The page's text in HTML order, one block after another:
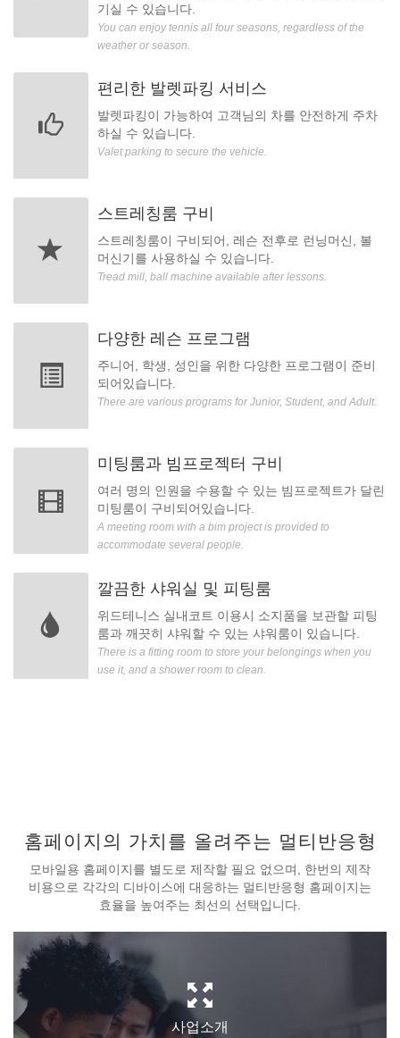
기실 수 있습니다.
You can enjoy tennis all four seasons, regardless of the
weather or season.
편리한 발렛파킹 서비스
발렛파킹이 가능하여 고객님의 차를 안전하게 주차
하실 수 있습니다.
Valet parking to secure the vehicle.
스트레칭룸 구비
스트레칭룸이 구비되어, 레슨 전후로 런닝머신, 볼
머신기를 사용하실 수 있습니다.
Tread mill, ball machine available after lessons.
다양한 레슨 프로그램
주니어, 학생, 성인을 위한 다양한 프로그램이 준비
되어있습니다.
There are various programs for Junior, Student, and Adult.
미팅룸과 빔프로젝터 구비
여러 명의 인원을 수용할 수 있는 빔프로젝트가 달린
미팅룸이 구비되어있습니다.
A meeting room with a bim project is provided to
accommodate several people.
깔끔한 샤워실 및 피팅룸
위드테니스 실내코트 이용시 소지품을 보관할 피팅
룸과 깨끗히 샤워할 수 있는 샤워룸이 있습니다.
There is a fitting room to store your belongings when you
use it, and a shower room to clean.
홈페이지의 가치를 올려주는 멀티반응형
모바일용 홈페이지를 별도로 제작할 필요 없으며, 한번의 제작
비용으로 각각의 디바이스에 대응하는 멀티반응형 홈페이지는
효율을 높여주는 최선의 선택입니다.
사업소개